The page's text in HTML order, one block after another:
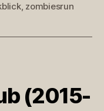
, zombiesrun
(2015-